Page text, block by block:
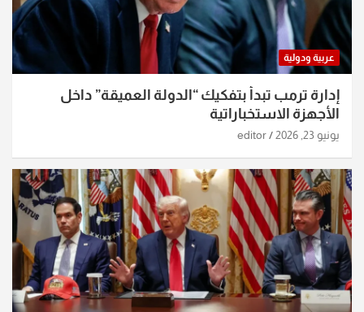
عربية ودولية
إدارة ترمب تبدأ بتفكيك “الدولة العميقة” داخل
الأجهزة الاستخباراتية
يونيو 23, 2026 editor